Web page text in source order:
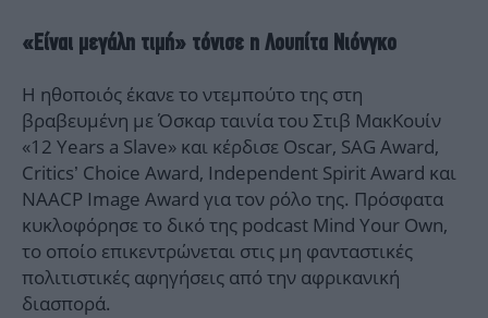
«Είναι μεγάλη τιμή» τόνισε η Λουπίτα Νιόνγκο
Η ηθοποιός έκανε το ντεμπούτο της στη
βραβευμένη με Όσκαρ ταινία του Στιβ ΜακΚουίν
«12 Years a Slave» και κέρδισε Oscar, SAG Award,
Critics’ Choice Award, Independent Spirit Award και
NAACP Image Award για τον ρόλο της. Πρόσφατα
κυκλοφόρησε το δικό της podcast Mind Your Own,
το οποίο επικεντρώνεται στις μη φανταστικές
πολιτιστικές αφηγήσεις από την αφρικανική
διασπορά.